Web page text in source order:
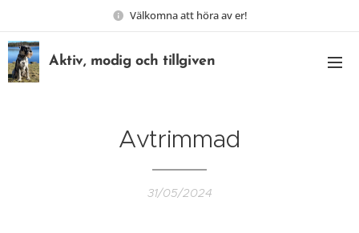
Välkomna att höra av er!
Aktiv, modig och tillgiven
Avtrimmad
31/05/2024